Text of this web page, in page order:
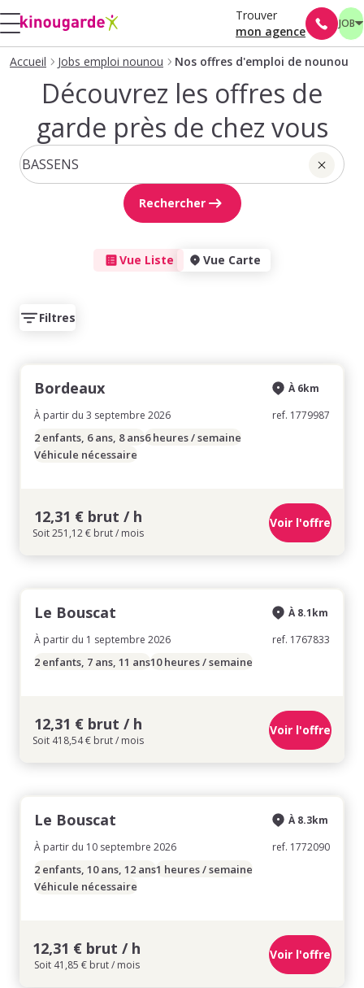
Trouver
mon agence
JOB
Accueil Jobs emploi nounou Nos offres d'emploi de nounou
Découvrez les offres de
garde près de chez vous
Rechercher
Vue Liste Vue Carte
Filtres
Bordeaux
À partir du 3 septembre 2026
À 6km
ref. 1779987
2 enfants, 6 ans, 8 ans6 heures / semaine
Véhicule nécessaire
12,31 € brut / h
Soit 251,12 € brut / mois
Voir l'offre
Le Bouscat
À partir du 1 septembre 2026
À 8.1km
ref. 1767833
2 enfants, 7 ans, 11 ans10 heures / semaine
12,31 € brut / h
Soit 418,54 € brut / mois
Voir l'offre
Le Bouscat
À partir du 10 septembre 2026
À 8.3km
ref. 1772090
2 enfants, 10 ans, 12 ans1 heures / semaine
Véhicule nécessaire
12,31 € brut / h
Soit 41,85 € brut / mois
Voir l'offre